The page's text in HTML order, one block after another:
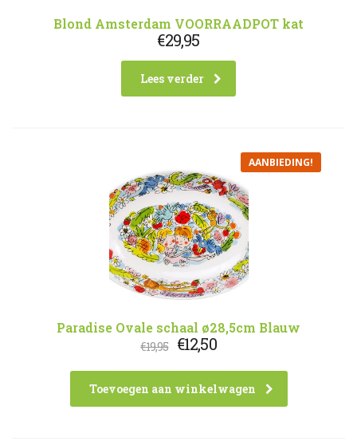
Blond Amsterdam VOORRAADPOT kat
€29,95
Lees verder
AANBIEDING!
Paradise Ovale schaal ø28,5cm Blauw
€19,95 Oorspronkelijke
prijs
was:
€19,95.
€12,50Huidige
is:
€12,50.
Toevoegen aan winkelwagen